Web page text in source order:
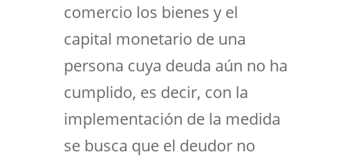
comercio los bienes y el
capital monetario de una
persona cuya deuda aún no ha
cumplido, es decir, con la
implementación de la medida
se busca que el deudor no